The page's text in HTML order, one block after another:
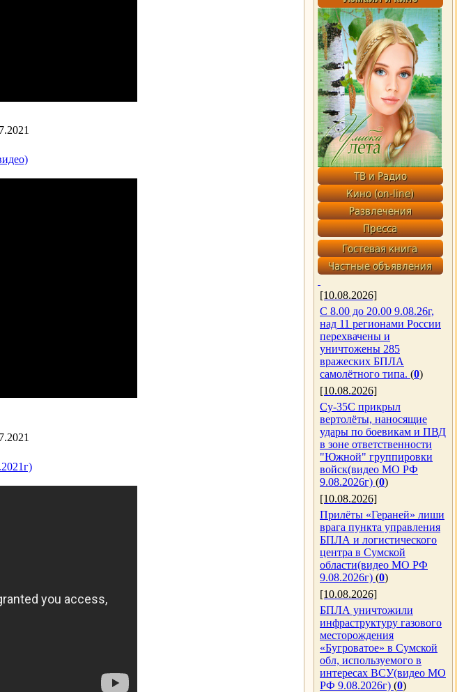
[10.08.2026]
С 8.00 до 20.00 9.08.26г,
над 11 регионами России
перехвачены и
уничтожены 285
вражеских БПЛА
самолётного типа. (0)
[10.08.2026]
Су-35С прикрыл
вертолёты, наносящие
удары по боевикам и ПВД
в зоне ответственности
"Южной" группировки
войск(видео МО РФ
9.08.2026г) (0)
[10.08.2026]
Прилёты «Гераней» лиши
врага пункта управления
БПЛА и логистического
центра в Сумской
области(видео МО РФ
9.08.2026г) (0)
[10.08.2026]
БПЛА уничтожили
инфраструктуру газового
месторождения
«Бугроватое» в Сумской
обл, используемого в
интересах ВСУ(видео МО
РФ 9.08.2026г) (0)